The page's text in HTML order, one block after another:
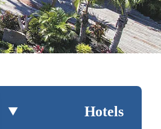
Hotels